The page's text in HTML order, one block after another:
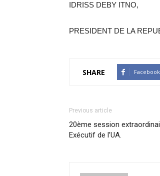
IDRISS DEBY ITNO,
PRESIDENT DE LA
SHARE Facebook
Previous article
20ème session
Exécutif de l’UA.